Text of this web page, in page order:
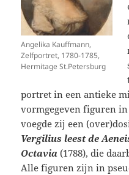
Angelika Kauffmann,
Zelfportret, 1780-1785,
Hermitage St.Petersburg
portret in een antieke
vormgegeven figuren
voegde zij een
Vergilius leest de
Octavia(1788), die
Alle figuren zijn in